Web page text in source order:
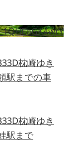
枕崎ゆき
駅までの車
枕崎ゆき
駅まで